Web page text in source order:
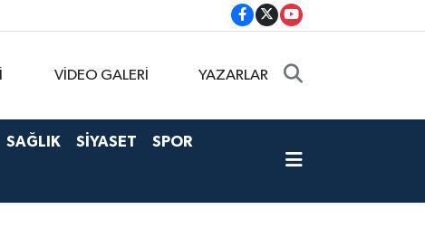
VİDEO GALERİ YAZARLAR
SAĞLIK SİYASET SPOR